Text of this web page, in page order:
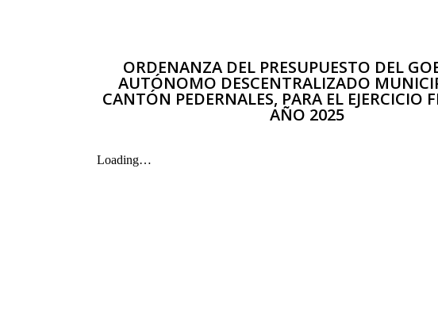
ORDENANZA DEL PRESUPUESTO DEL
AUTÓNOMO DESCENTRALIZADO
CANTÓN PEDERNALES, PARA EL EJERCICIO
AÑO 2025